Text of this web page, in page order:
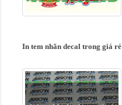
In tem nhãn decal trong giá rẻ